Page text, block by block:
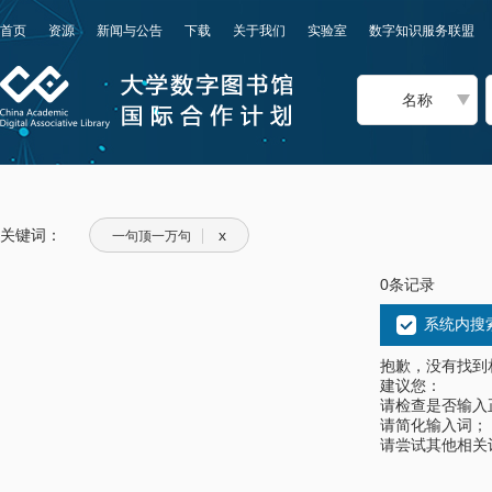
首页 资源 新闻与公告 下载 关于我们 实验室 数字知识服务联盟
名称
关键词： 一句顶一万句 x
0条记录
系统内搜
抱歉，没有找到
建议您：
请检查是否输入
请简化输入词；
请尝试其他相